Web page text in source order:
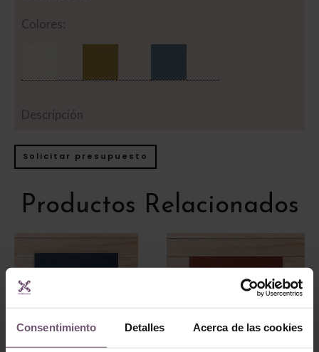
Consentimiento Detalles Acerca de las cookies
Colores:
Descripción
Solicitar presupuesto
Productos Relacionados